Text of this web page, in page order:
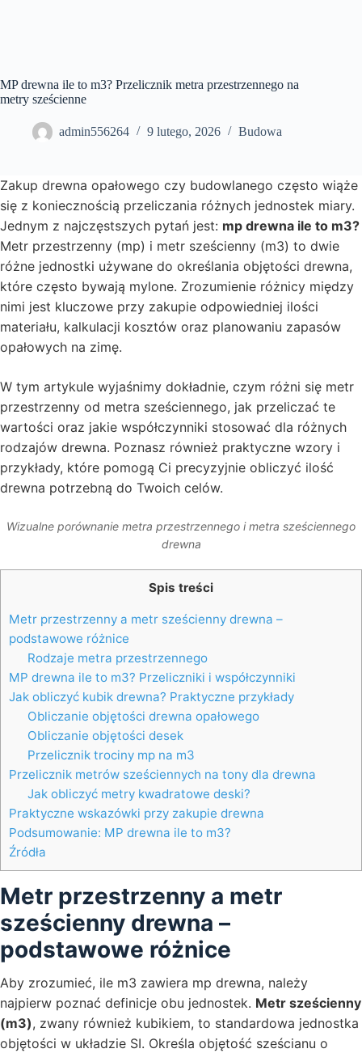
MP drewna ile to m3? Przelicznik metra przestrzennego na
metry sześcienne
admin556264 9 lutego, 2026 Budowa
Zakup drewna opałowego czy budowlanego często wiąże
się z koniecznością przeliczania różnych jednostek miary.
Jednym z najczęstszych pytań jest: mp drewna ile to m3?
Metr przestrzenny (mp) i metr sześcienny (m3) to dwie
różne jednostki używane do określania objętości drewna,
które często bywają mylone. Zrozumienie różnicy między
nimi jest kluczowe przy zakupie odpowiedniej ilości
materiału, kalkulacji kosztów oraz planowaniu zapasów
opałowych na zimę.
W tym artykule wyjaśnimy dokładnie, czym różni się metr
przestrzenny od metra sześciennego, jak przeliczać te
wartości oraz jakie współczynniki stosować dla różnych
rodzajów drewna. Poznasz również praktyczne wzory i
przykłady, które pomogą Ci precyzyjnie obliczyć ilość
drewna potrzebną do Twoich celów.
Wizualne porównanie metra przestrzennego i metra sześciennego
drewna
Spis treści
Metr przestrzenny a metr sześcienny drewna –
podstawowe różnice
Rodzaje metra przestrzennego
MP drewna ile to m3? Przeliczniki i współczynniki
Jak obliczyć kubik drewna? Praktyczne przykłady
Obliczanie objętości drewna opałowego
Obliczanie objętości desek
Przelicznik trociny mp na m3
Przelicznik metrów sześciennych na tony dla drewna
Jak obliczyć metry kwadratowe deski?
Praktyczne wskazówki przy zakupie drewna
Podsumowanie: MP drewna ile to m3?
Źródła
Metr przestrzenny a metr
sześcienny drewna –
podstawowe różnice
Aby zrozumieć, ile m3 zawiera mp drewna, należy
najpierw poznać definicje obu jednostek. Metr sześcienny
(m3), zwany również kubikiem, to standardowa jednostka
objętości w układzie SI. Określa objętość sześcianu o